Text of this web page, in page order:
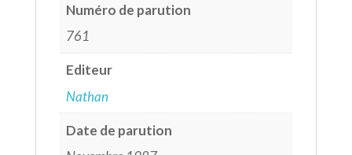
Numéro de parution
761
Editeur
Nathan
Date de parution